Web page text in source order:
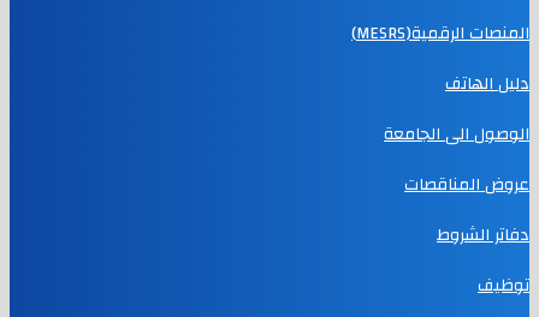
المنصات الرقمية(MESRS)
دليل الهاتف
الوصول الى الجامعة
عروض المناقصات
دفاتر الشروط
توظيف